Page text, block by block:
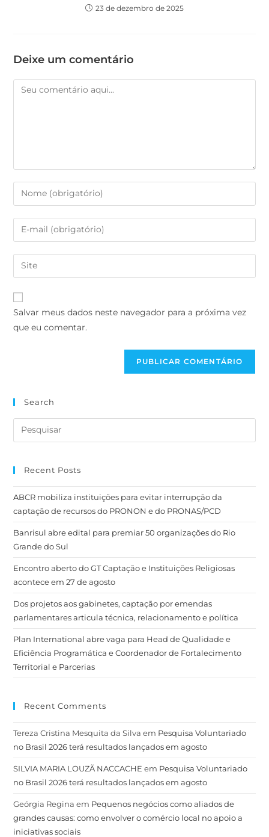
23 de dezembro de 2025
Deixe um comentário
Salvar meus dados neste navegador para a próxima vez
que eu comentar.
Search
Recent Posts
ABCR mobiliza instituições para evitar interrupção da
captação de recursos do PRONON e do PRONAS/PCD
Banrisul abre edital para premiar 50 organizações do Rio
Grande do Sul
Encontro aberto do GT Captação e Instituições Religiosas
acontece em 27 de agosto
Dos projetos aos gabinetes, captação por emendas
parlamentares articula técnica, relacionamento e política
Plan International abre vaga para Head de Qualidade e
Eficiência Programática e Coordenador de Fortalecimento
Territorial e Parcerias
Recent Comments
Tereza Cristina Mesquita da Silva em Pesquisa Voluntariado
no Brasil 2026 terá resultados lançados em agosto
SILVIA MARIA LOUZÃ NACCACHE em Pesquisa Voluntariado
no Brasil 2026 terá resultados lançados em agosto
Geórgia Regina em Pequenos negócios como aliados de
grandes causas: como envolver o comércio local no apoio a
iniciativas sociais